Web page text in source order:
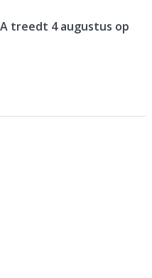
treedt 4 augustus op